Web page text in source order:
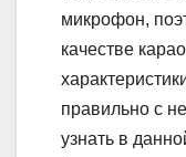
микрофон,
качестве
правильно с
узнать в